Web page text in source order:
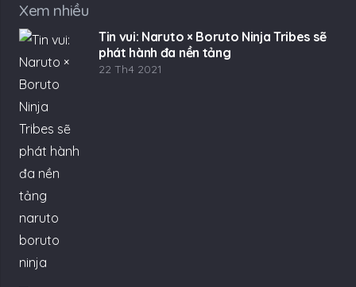
Xem nhiều
Tin vui: Naruto × Boruto Ninja Tribes sẽ
phát hành đa nền tảng
22 Th4 2021